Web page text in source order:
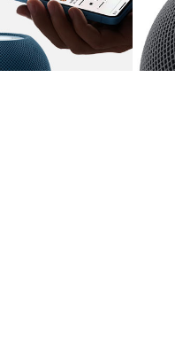
图库 图像 4